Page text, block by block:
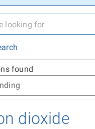
found
dioxide